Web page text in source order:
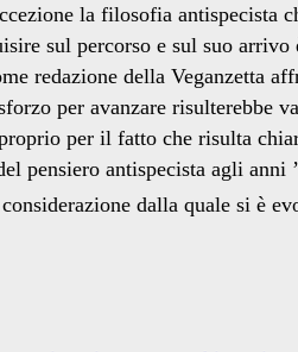
la filosofia antispecista
sul percorso e sul suo
redazione della Veganzetta
per avanzare risulterebbe
per il fatto che risulta
antispecista agli anni
dalla quale si è